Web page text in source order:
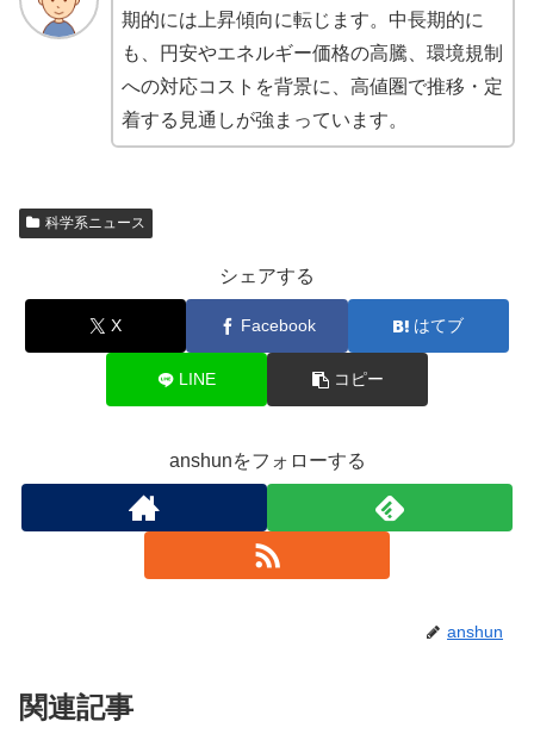
期的には上昇傾向に転じます。中長期的に
も、円安やエネルギー価格の高騰、環境規制
への対応コストを背景に、高値圏で推移・定
着する見通しが強まっています。
科学系ニュース
シェアする
X Facebook はてブ
LINE コピー
anshunをフォローする
anshun
関連記事